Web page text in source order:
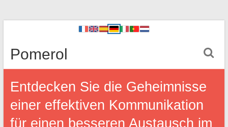
Pomerol
Entdecken Sie die Geheimnisse
einer effektiven Kommunikation
für einen besseren Austausch im